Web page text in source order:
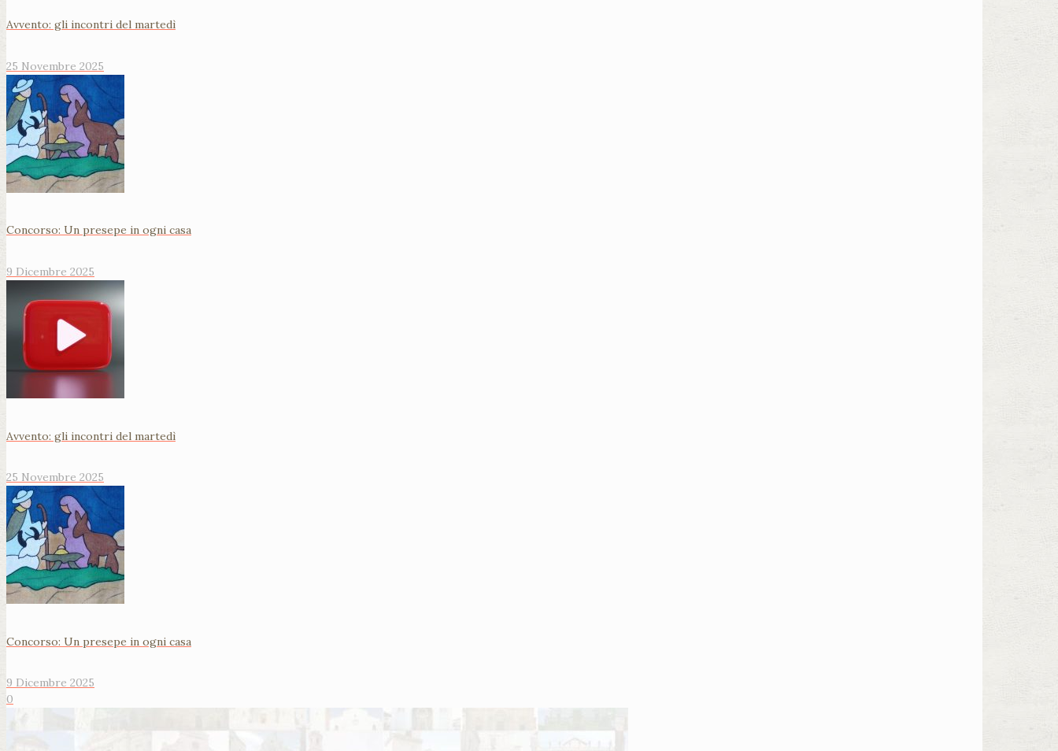
Avvento: gli incontri del martedì
25 Novembre 2025
Concorso: Un presepe in ogni casa
9 Dicembre 2025
Avvento: gli incontri del martedì
25 Novembre 2025
Concorso: Un presepe in ogni casa
9 Dicembre 2025
0